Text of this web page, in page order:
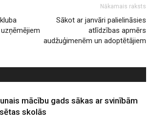
Nākamais raksts
Sākot ar janvāri palielināsies
atlīdzības apmērs
audžuģimenēm un adoptētājiem
mācību gads sākas ar svinībām
skolās